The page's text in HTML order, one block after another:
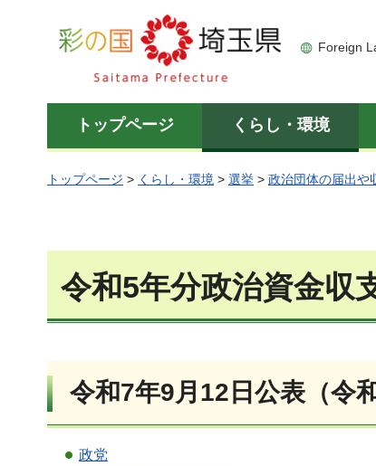
彩の国 埼玉県
Foreign
トップページ くらし・環境
トップページ > くらし・環境 > 選挙 > 政治団体の届出や
令和5年分政治資金収
令和7年9月12日公表（令
政党